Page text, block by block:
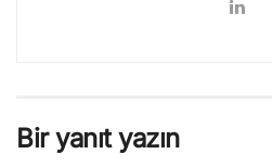
Bir yanıt yazın